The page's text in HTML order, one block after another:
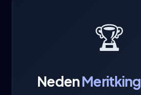
🏆
NedenMeritking